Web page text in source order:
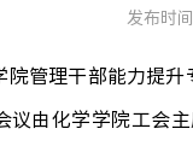
发布时
理干部能力提升
议由化学学院工会